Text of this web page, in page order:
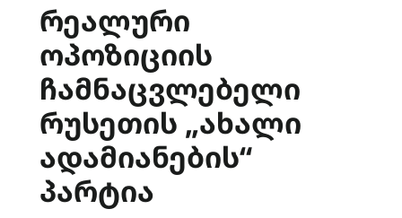
რეალური
ოპოზიციის
ჩამნაცვლებელი
რუსეთის „ახალი
ადამიანების“
პარტია